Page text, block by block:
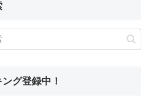
ング登録中！